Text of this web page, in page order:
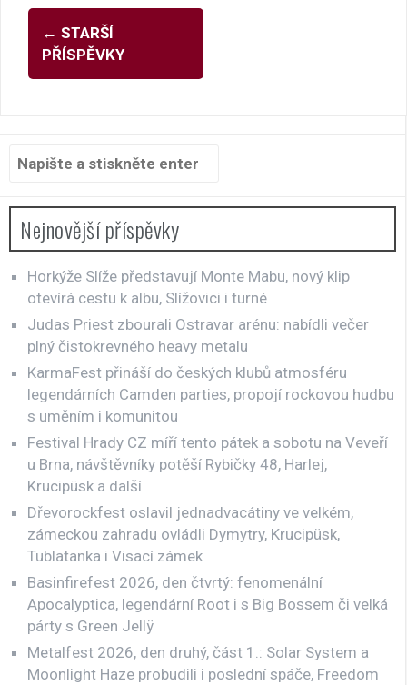
Navigace
pro
příspěvky
← STARŠÍ
PŘÍSPĚVKY
Hledat:
Nejnovější příspěvky
Horkýže Slíže představují Monte Mabu, nový klip
otevírá cestu k albu, Slížovici i turné
Judas Priest zbourali Ostravar arénu: nabídli večer
plný čistokrevného heavy metalu
KarmaFest přináší do českých klubů atmosféru
legendárních Camden parties, propojí rockovou hudbu
s uměním i komunitou
Festival Hrady CZ míří tento pátek a sobotu na Veveří
u Brna, návštěvníky potěší Rybičky 48, Harlej,
Krucipüsk a další
Dřevorockfest oslavil jednadvacátiny ve velkém,
zámeckou zahradu ovládli Dymytry, Krucipüsk,
Tublatanka i Visací zámek
Basinfirefest 2026, den čtvrtý: fenomenální
Apocalyptica, legendární Root i s Big Bossem či velká
párty s Green Jellÿ
Metalfest 2026, den druhý, část 1.: Solar System a
Moonlight Haze probudili i poslední spáče, Freedom